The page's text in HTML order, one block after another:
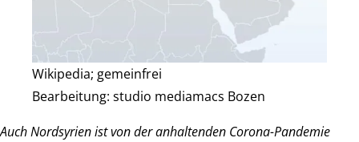
Wikipedia; gemeinfrei
Bearbeitung: studio mediamacs Bozen
Auch Nordsyrien ist von der anhaltenden Corona-Pandemie